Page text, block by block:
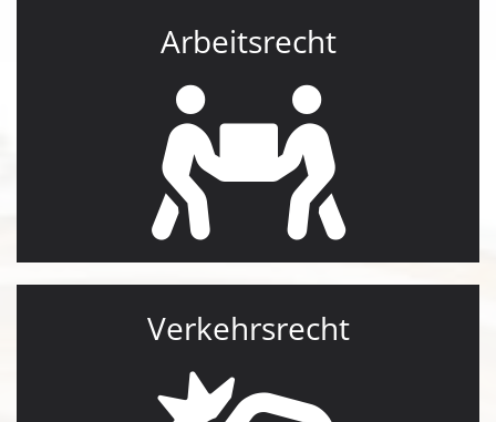
Arbeitsrecht
Verkehrsrecht